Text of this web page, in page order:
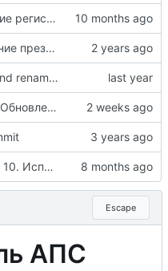
Изменение регистра в ссылках на заголовки (
Добавление презентаций лекций в виде сабмодуля
Update and rename CITATION.cff to CITATION
ЛР10-11. Обновление листинга
ЛР1-3, 5, 10. Исправление орфографии и формулировок (
Escape
АПС